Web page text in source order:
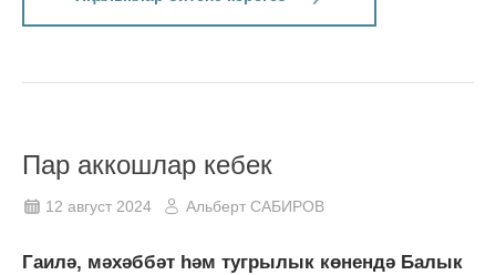
Пар аккошлар кебек
12 август 2024 Альберт САБИРОВ
Гаилә, мәхәббәт һәм тугрылык көнендә Балык